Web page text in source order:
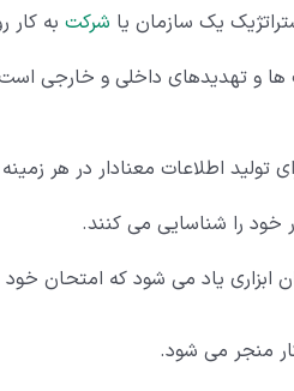
یک سازمان یا شرکت به کار
و تهدیدهای داخلی و خارجی
خود را شناسایی می کنند.
ابزاری یاد می شود که امتحان خود
منجر می شود.